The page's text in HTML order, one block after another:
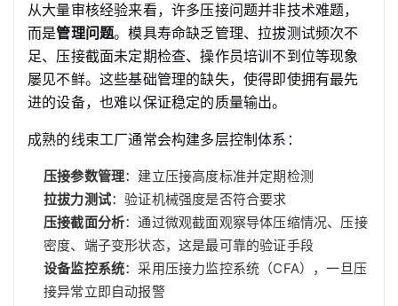
从大量审核经验来看，许多压接问题并非技术难题，
而是管理问题。模具寿命缺乏管理、拉拔测试频次不
足、压接截面未定期检查、操作员培训不到位等现象
屡见不鲜。这些基础管理的缺失，使得即使拥有最先
进的设备，也难以保证稳定的质量输出。
成熟的线束工厂通常会构建多层控制体系：
压接参数管理：建立压接高度标准并定期检测
拉拔力测试：验证机械强度是否符合要求
压接截面分析：通过微观截面观察导体压缩情况、压接
密度、端子变形状态，这是最可靠的验证手段
设备监控系统：采用压接力监控系统（CFA），一旦压
接异常立即自动报警